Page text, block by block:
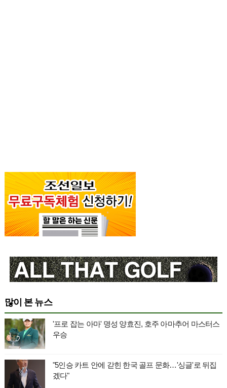
많이 본 뉴스
'프로 잡는 아마' 명성 양효진, 호주 아마추어 마스터스
우승
"5인승 카트 안에 갇힌 한국 골프 문화…'싱글'로 뒤집
겠다"